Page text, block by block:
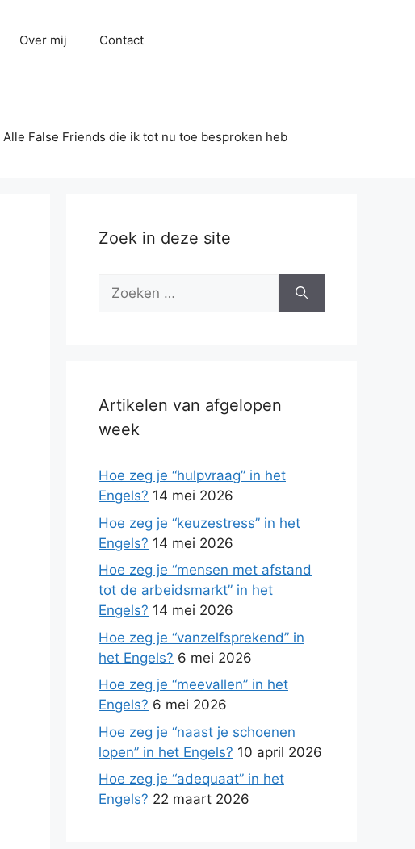
Over mij Contact
Alle False Friends die ik tot nu toe besproken heb
Zoek in deze site
Zoek
Artikelen van afgelopen
week
Hoe zeg je “hulpvraag” in het
Engels? 14 mei 2026
Hoe zeg je “keuzestress” in het
Engels? 14 mei 2026
Hoe zeg je “mensen met afstand
tot de arbeidsmarkt” in het
Engels? 14 mei 2026
Hoe zeg je “vanzelfsprekend” in
het Engels? 6 mei 2026
Hoe zeg je “meevallen” in het
Engels? 6 mei 2026
Hoe zeg je “naast je schoenen
lopen” in het Engels? 10 april 2026
Hoe zeg je “adequaat” in het
Engels? 22 maart 2026